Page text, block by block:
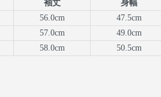
袖丈 身幅
56.0cm 47.5cm
57.0cm 49.0cm
58.0cm 50.5cm